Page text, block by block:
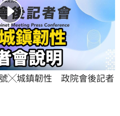
號╳城鎮韌性　政院會後記者